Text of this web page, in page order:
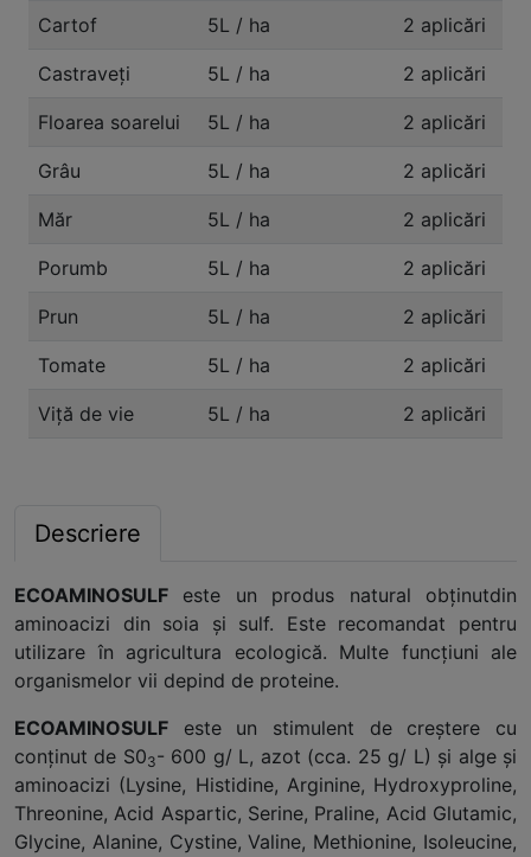
Cartof 5L / ha 2 aplicări
Castraveți 5L / ha 2 aplicări
Floarea soarelui 5L / ha 2 aplicări
Grâu 5L / ha 2 aplicări
Măr 5L / ha 2 aplicări
Porumb 5L / ha 2 aplicări
Prun 5L / ha 2 aplicări
Tomate 5L / ha 2 aplicări
Viță de vie 5L / ha 2 aplicări
Descriere
ECOAMINOSULF este un produs natural obţinutdin
aminoacizi din soia şi sulf. Este recomandat pentru
utilizare în agricultura ecologică. Multe funcţiuni ale
organismelor vii depind de proteine.
ECOAMINOSULF este un stimulent de creştere cu
conţinut de S03- 600 g/ L, azot (cca. 25 g/ L) şi alge şi
aminoacizi (Lysine, Histidine, Arginine, Hydroxyproline,
Threonine, Acid Aspartic, Serine, Praline, Acid Glutamic,
Glycine, Alanine, Cystine, Valine, Methionine, Isoleucine,